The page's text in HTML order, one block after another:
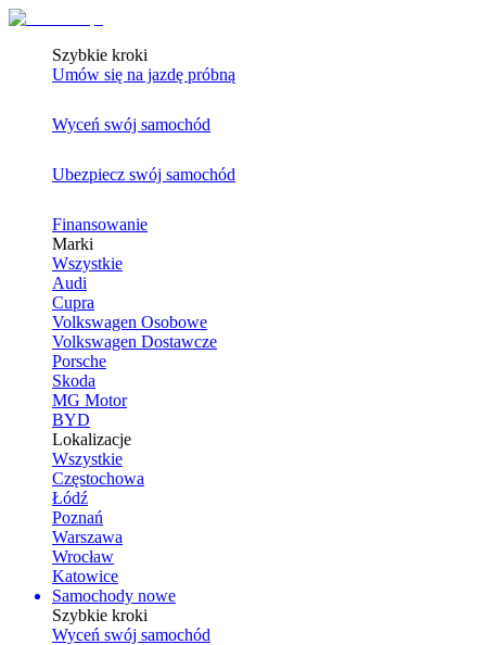
Szybkie kroki
Umów się na jazdę próbną
Wyceń swój samochód
Ubezpiecz swój samochód
Finansowanie
Marki
Wszystkie
Audi
Cupra
Volkswagen Osobowe
Volkswagen Dostawcze
Porsche
Skoda
MG Motor
BYD
Lokalizacje
Wszystkie
Częstochowa
Łódź
Poznań
Warszawa
Wrocław
Katowice
Samochody nowe
Szybkie kroki
Wyceń swój samochód